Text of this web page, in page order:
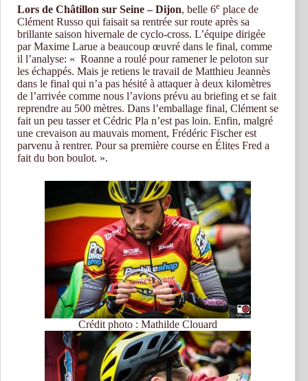
Lors de Châtillon sur Seine – Dijon, belle 6e place de
Clément Russo qui faisait sa rentrée sur route après sa
brillante saison hivernale de cyclo-cross. L’équipe dirigée
par Maxime Larue a beaucoup œuvré dans le final, comme
il l’analyse: « Roanne a roulé pour ramener le peloton sur
les échappés. Mais je retiens le travail de Matthieu Jeannès
dans le final qui n’a pas hésité à attaquer à deux kilomètres
de l’arrivée comme nous l’avions prévu au briefing et se fait
reprendre au 500 mètres. Dans l’emballage final, Clément se
fait un peu tasser et Cédric Pla n’est pas loin. Enfin, malgré
une crevaison au mauvais moment, Frédéric Fischer est
parvenu à rentrer. Pour sa première course en Élites Fred a
fait du bon boulot. ».
Crédit photo : Mathilde Clouard